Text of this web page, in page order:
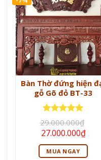
Bàn Thờ đứng hiện
gỗ Gõ đỏ BT-33
Được xếp
hạng55
sao
29.000.000₫
Giá
gốc
là:
29.000.000₫.
27.000.000₫Giá
hiện
tại
là:
MUA NGAY